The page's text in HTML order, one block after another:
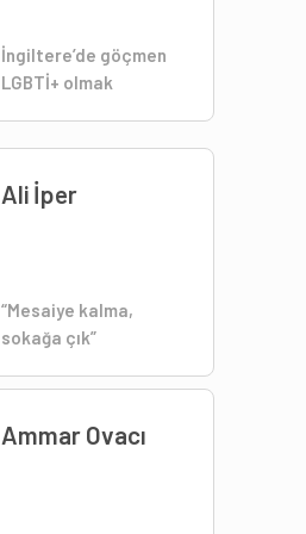
İngiltere’de göçmen
LGBTİ+ olmak
Ali İper
“Mesaiye kalma,
sokağa çık”
Ammar Ovacı